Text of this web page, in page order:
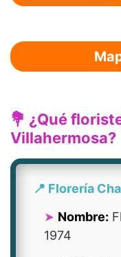
💐 ¿Qué
Villahermosa?
📍 Florería
Nombre:
1974